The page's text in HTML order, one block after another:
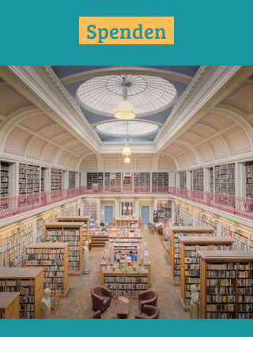
Spenden